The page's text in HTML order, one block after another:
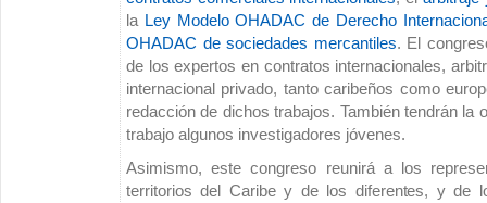
la Ley Modelo OHADAC de Derecho
OHADAC de sociedades mercantiles. El
de los expertos en contratos internacionales,
internacional privado, tanto caribeños como
redacción de dichos trabajos. También tendrán la
trabajo algunos investigadores jóvenes.
Asimismo, este congreso reunirá a los
territorios del Caribe y de los diferentes, y de